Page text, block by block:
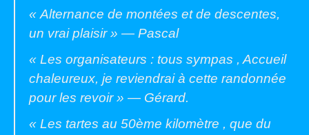
« Alternance de montées et de descentes,
un vrai plaisir » — Pascal
« Les organisateurs : tous sympas , Accueil
chaleureux, je reviendrai à cette randonnée
pour les revoir » — Gérard.
« Les tartes au 50ème kilomètre , que du